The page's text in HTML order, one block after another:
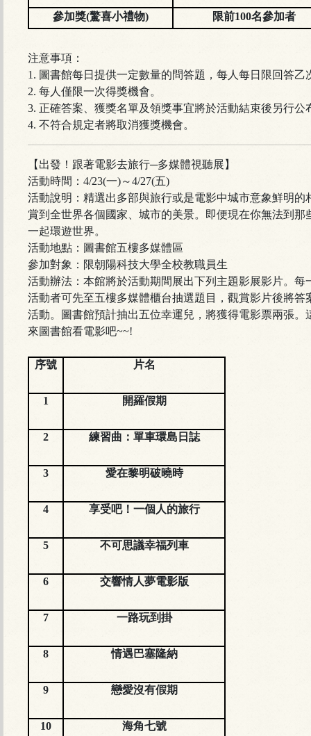
參加獎(驚喜小禮物) 限前100名參加者
注意事項：
1. 圖書館每日提供一定數量的問答題，每人每日限回答乙
2. 每人僅限一次得獎機會。
3. 正確答案、獲獎名單及領獎事宜將於活動結束後另行公
4. 不符合規定者將取消獲獎機會。
【出發！跟著電影去旅行─多媒體視聽展】
活動時間：4/23(一)～4/27(五)
活動說明：精選出多部與旅行或是電影中城市意象鮮明
賞到全世界各個國家、城市的美景。即便現在你無法到
一起環遊世界。
活動地點：圖書館五樓多媒體區
參加對象：限朝陽科技大學全校教職員生
活動辦法：本館將於活動期間展出下列主題影展影片。
活動者可先至五樓多媒體櫃台抽選題目，觀賞影片後將
活動。圖書館預計抽出五位幸運兒，將獲得電影票兩張
來圖書館看電影吧~~!
序號 片名
1 開羅假期
2 練習曲：單車環島日誌
3 愛在黎明破曉時
4 享受吧！一個人的旅行
5 不可思議幸福列車
6 交響情人夢電影版
7 一路玩到掛
8 情遇巴塞隆納
9 戀愛沒有假期
10 海角七號